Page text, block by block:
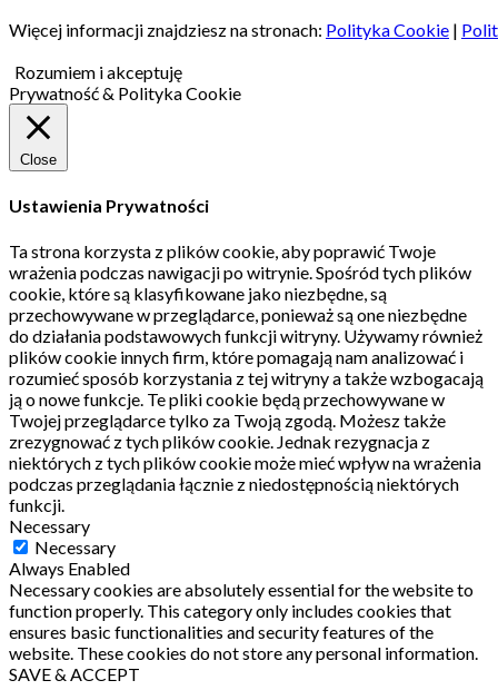
Więcej informacji znajdziesz na stronach: Polityka Cookie |
Rozumiem i akceptuję
Prywatność & Polityka Cookie
Close
Ustawienia Prywatności
Ta strona korzysta z plików cookie, aby poprawić Twoje
wrażenia podczas nawigacji po witrynie. Spośród tych plików
cookie, które są klasyfikowane jako niezbędne, są
przechowywane w przeglądarce, ponieważ są one niezbędne
do działania podstawowych funkcji witryny. Używamy również
plików cookie innych firm, które pomagają nam analizować i
rozumieć sposób korzystania z tej witryny a także wzbogacają
ją o nowe funkcje. Te pliki cookie będą przechowywane w
Twojej przeglądarce tylko za Twoją zgodą. Możesz także
zrezygnować z tych plików cookie. Jednak rezygnacja z
niektórych z tych plików cookie może mieć wpływ na wrażenia
podczas przeglądania łącznie z niedostępnością niektórych
funkcji.
Necessary
Necessary
Always Enabled
Necessary cookies are absolutely essential for the website to
function properly. This category only includes cookies that
ensures basic functionalities and security features of the
website. These cookies do not store any personal information.
SAVE & ACCEPT